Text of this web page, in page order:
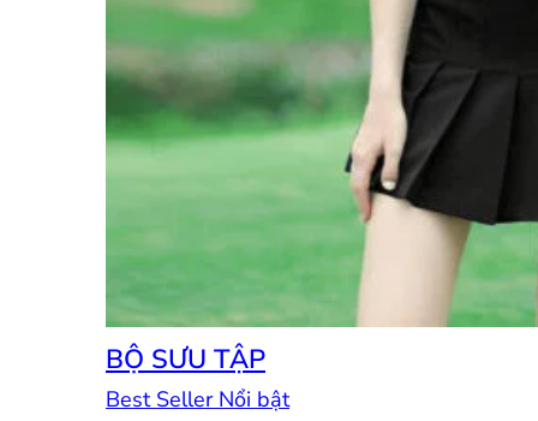
BỘ SƯU TẬP
Best Seller